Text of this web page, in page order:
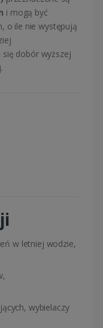
i mogą być
o ile nie występują
się dobór wyższej
w letniej wodzie,
wybielaczy